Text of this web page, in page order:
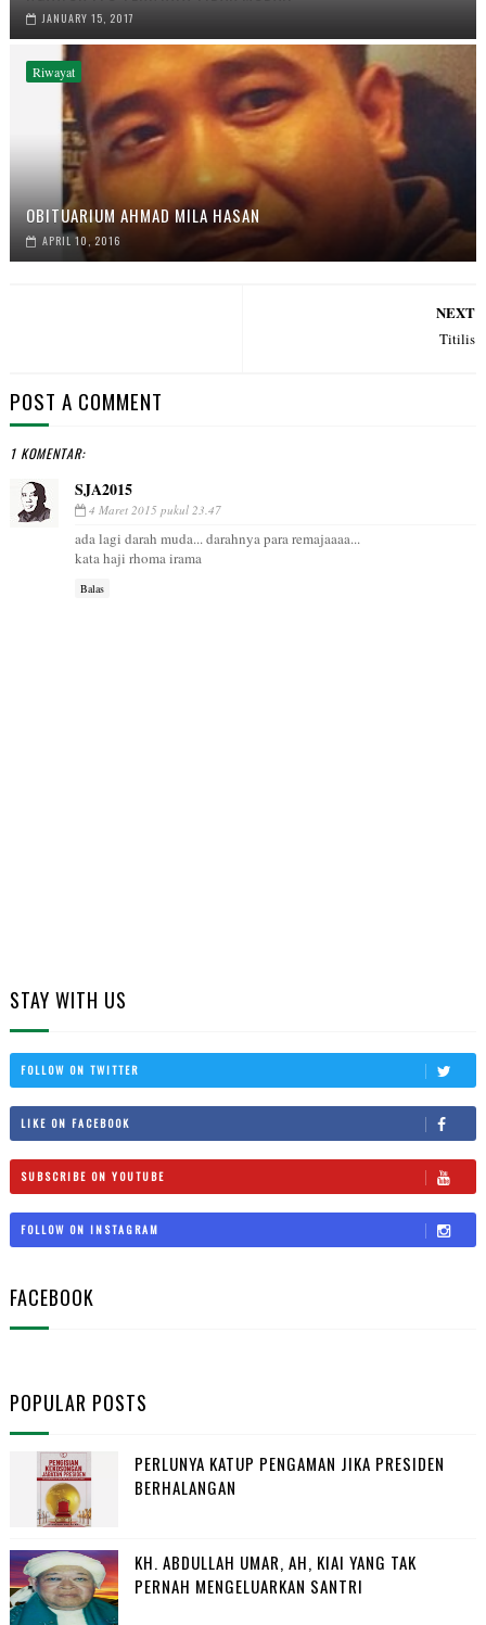
JANUARY 15, 2017
Riwayat
OBITUARIUM AHMAD MILA HASAN
APRIL 10, 2016
NEXT
Titilis
POST A COMMENT
1 KOMENTAR:
SJA2015
4 Maret 2015 pukul 23.47
ada lagi darah muda... darahnya para remajaaaa...
kata haji rhoma irama
Balas
STAY WITH US
FOLLOW ON TWITTER
LIKE ON FACEBOOK
SUBSCRIBE ON YOUTUBE
FOLLOW ON INSTAGRAM
FACEBOOK
POPULAR POSTS
PERLUNYA KATUP PENGAMAN JIKA PRESIDEN
BERHALANGAN
KH. ABDULLAH UMAR, AH, KIAI YANG TAK
PERNAH MENGELUARKAN SANTRI